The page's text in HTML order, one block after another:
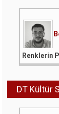
Renklerin
DT Kültür